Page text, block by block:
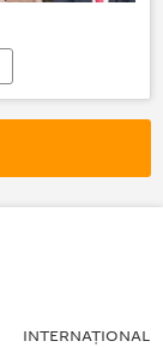
INTERNAŢIONAL